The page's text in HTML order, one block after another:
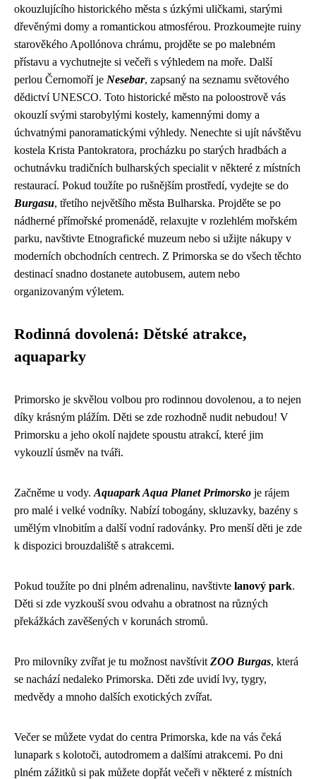
okouzlujícího historického města s úzkými uličkami, starými
dřevěnými domy a romantickou atmosférou. Prozkoumejte ruiny
starověkého Apollónova chrámu, projděte se po malebném
přístavu a vychutnejte si večeři s výhledem na moře. Další
perlou Černomoří je Nesebar, zapsaný na seznamu světového
dědictví UNESCO. Toto historické město na poloostrově vás
okouzlí svými starobylými kostely, kamennými domy a
úchvatnými panoramatickými výhledy. Nenechte si ujít návštěvu
kostela Krista Pantokratora, procházku po starých hradbách a
ochutnávku tradičních bulharských specialit v některé z místních
restaurací. Pokud toužíte po rušnějším prostředí, vydejte se do
Burgasu, třetího největšího města Bulharska. Projděte se po
nádherné přímořské promenádě, relaxujte v rozlehlém mořském
parku, navštivte Etnografické muzeum nebo si užijte nákupy v
moderních obchodních centrech. Z Primorska se do všech těchto
destinací snadno dostanete autobusem, autem nebo
organizovaným výletem.
Rodinná dovolená: Dětské atrakce,
aquaparky
Primorsko je skvělou volbou pro rodinnou dovolenou, a to nejen
díky krásným plážím. Děti se zde rozhodně nudit nebudou! V
Primorsku a jeho okolí najdete spoustu atrakcí, které jim
vykouzlí úsměv na tváři.
Začněme u vody. Aquapark Aqua Planet Primorsko je rájem
pro malé i velké vodníky. Nabízí tobogány, skluzavky, bazény s
umělým vlnobitím a další vodní radovánky. Pro menší děti je zde
k dispozici brouzdaliště s atrakcemi.
Pokud toužíte po dni plném adrenalinu, navštivte lanový park.
Děti si zde vyzkouší svou odvahu a obratnost na různých
překážkách zavěšených v korunách stromů.
Pro milovníky zvířat je tu možnost navštívit ZOO Burgas, která
se nachází nedaleko Primorska. Děti zde uvidí lvy, tygry,
medvědy a mnoho dalších exotických zvířat.
Večer se můžete vydat do centra Primorska, kde na vás čeká
lunapark s kolotoči, autodromem a dalšími atrakcemi. Po dni
plném zážitků si pak můžete dopřát večeři v některé z místních